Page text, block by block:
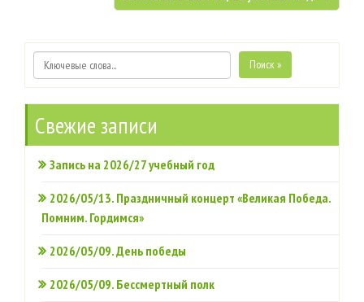
Поиск »
Свежие записи
Запись на 2026/27 учебный год
2026/05/13. Праздничный концерт «Великая Победа.
Помним. Гордимся»
2026/05/09. День победы
2026/05/09. Бессмертный полк